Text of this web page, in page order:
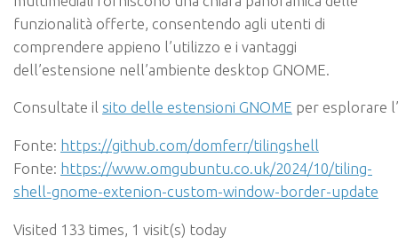
funzionalità offerte, consentendo agli utenti di
comprendere appieno l’utilizzo e i vantaggi
dell’estensione nell’ambiente desktop GNOME.
Consultate il sito delle estensioni GNOME per esplorare
Fonte: https://github.com/domferr/tilingshell
Fonte: https://www.omgubuntu.co.uk/2024/10/tiling-
shell-gnome-extenion-custom-window-border-update
Visited 133 times, 1 visit(s) today